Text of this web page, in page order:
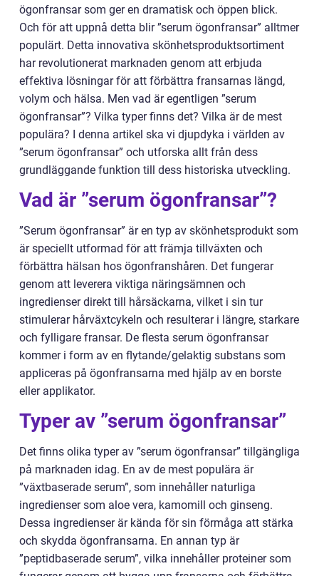
ögonfransar som ger en dramatisk och öppen blick.
Och för att uppnå detta blir ”serum ögonfransar” alltmer
populärt. Detta innovativa skönhetsproduktsortiment
har revolutionerat marknaden genom att erbjuda
effektiva lösningar för att förbättra fransarnas längd,
volym och hälsa. Men vad är egentligen ”serum
ögonfransar”? Vilka typer finns det? Vilka är de mest
populära? I denna artikel ska vi djupdyka i världen av
”serum ögonfransar” och utforska allt från dess
grundläggande funktion till dess historiska utveckling.
Vad är ”serum ögonfransar”?
”Serum ögonfransar” är en typ av skönhetsprodukt som
är speciellt utformad för att främja tillväxten och
förbättra hälsan hos ögonfranshåren. Det fungerar
genom att leverera viktiga näringsämnen och
ingredienser direkt till hårsäckarna, vilket i sin tur
stimulerar hårväxtcykeln och resulterar i längre, starkare
och fylligare fransar. De flesta serum ögonfransar
kommer i form av en flytande/gelaktig substans som
appliceras på ögonfransarna med hjälp av en borste
eller applikator.
Typer av ”serum ögonfransar”
Det finns olika typer av ”serum ögonfransar” tillgängliga
på marknaden idag. En av de mest populära är
”växtbaserade serum”, som innehåller naturliga
ingredienser som aloe vera, kamomill och ginseng.
Dessa ingredienser är kända för sin förmåga att stärka
och skydda ögonfransarna. En annan typ är
”peptidbaserade serum”, vilka innehåller proteiner som